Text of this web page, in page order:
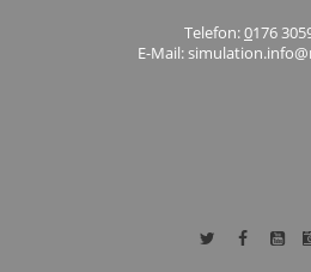
Telefon:0176
E-Mail: